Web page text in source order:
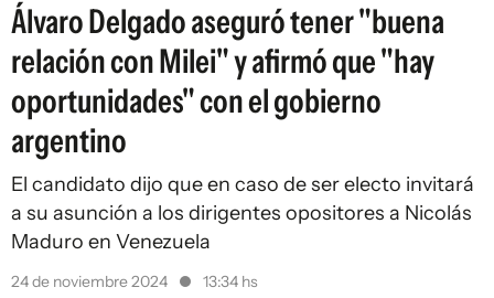
Álvaro Delgado aseguró tener "buena
relación con Milei" y afirmó que "hay
oportunidades" con el gobierno
argentino
El candidato dijo que en caso de ser electo invitará
a su asunción a los dirigentes opositores a Nicolás
Maduro en Venezuela
24 de noviembre 2024 13:34 hs